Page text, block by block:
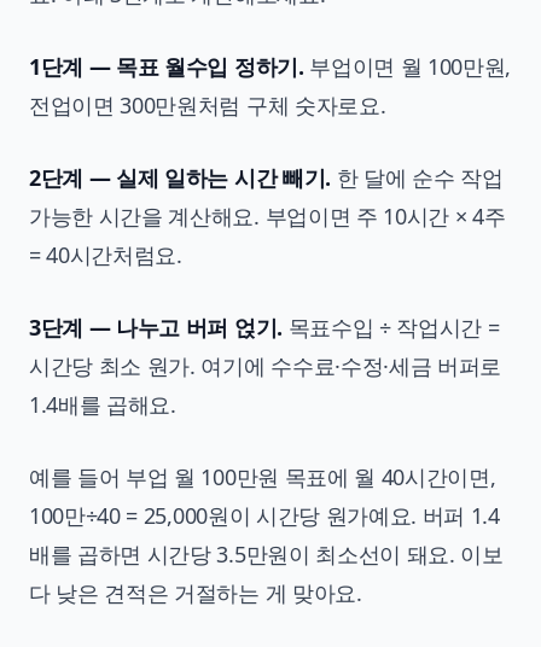
1단계 — 목표 월수입 정하기. 부업이면 월 100만원,
전업이면 300만원처럼 구체 숫자로요.
2단계 — 실제 일하는 시간 빼기. 한 달에 순수 작업
가능한 시간을 계산해요. 부업이면 주 10시간 × 4주
= 40시간처럼요.
3단계 — 나누고 버퍼 얹기. 목표수입 ÷ 작업시간 =
시간당 최소 원가. 여기에 수수료·수정·세금 버퍼로
1.4배를 곱해요.
예를 들어 부업 월 100만원 목표에 월 40시간이면,
100만÷40 = 25,000원이 시간당 원가예요. 버퍼 1.4
배를 곱하면 시간당 3.5만원이 최소선이 돼요. 이보
다 낮은 견적은 거절하는 게 맞아요.